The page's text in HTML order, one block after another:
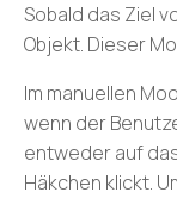
Sobald das Ziel
Objekt. Dieser
Im manuellen
wenn der
entweder auf
Häkchen klickt.